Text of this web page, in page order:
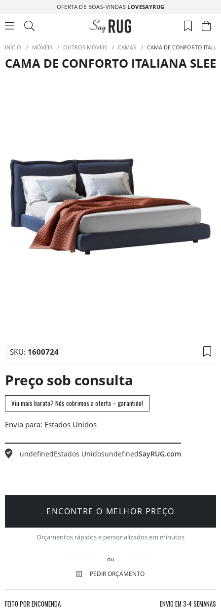
OFERTA DE BOAS-VINDAS LOVESAYRUG
INÍCIO / MÓVEIS / OUTROS MÓVEIS / CAMAS / CAMA DE CONFORTO
CAMA DE CONFORTO ITALIANA
SKU: 1600724
Preço sob consulta
Viu mais barato? Nós cobrimos a oferta – garantido!
Envia para:
undefinedEstados UnidosundefinedSayRUG.com
ENCONTRE O MELHOR PREÇO
Orçamentos rápidos e personalizados em minutos
ou
PEDIR ORÇAMENTO
FEITO POR ENCOMENDA ENVIO EM 3-4 SEMANAS